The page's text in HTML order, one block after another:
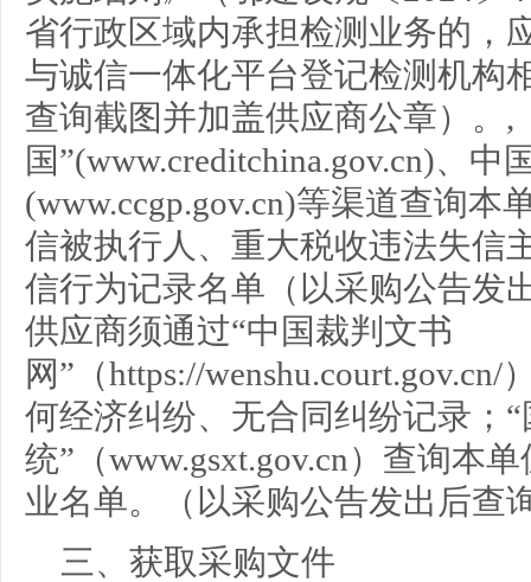
省行政区域内承担检测业务的，
与诚信一体化平台登记检测机构
查询截图并加盖供应商公章）。,
国”(www.creditchina.gov.cn)、中
(www.ccgp.gov.cn)等渠道查询本
信被执行人、重大税收违法失信
信行为记录名单（以采购公告发
供应商须通过“中国裁判文书
网”（https://
何经济纠纷、无合同纠纷记录；
统”（www.gsxt.gov.cn）查询本
业名单。（以采购公告发出后查
三、获取采购文件